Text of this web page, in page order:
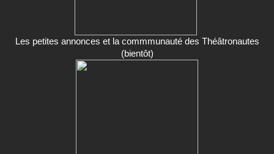
Les petites annonces et la commmunauté des Théâtronautes
(bientôt)